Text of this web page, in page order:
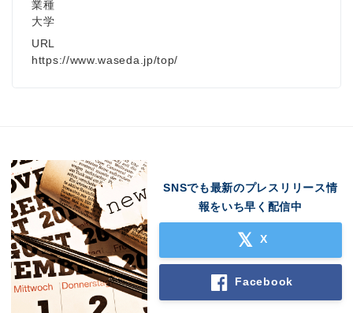
業種
大学
URL
https://www.waseda.jp/top/
SNSでも最新のプレスリリース情
報をいち早く配信中
X
Facebook